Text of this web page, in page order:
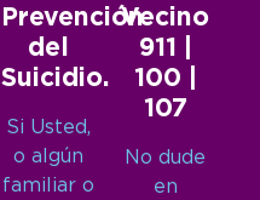
Prevención
del
Suicidio.
Si Usted,
o algún
familiar o
Vecino
911 |
100 |
107
No dude
en